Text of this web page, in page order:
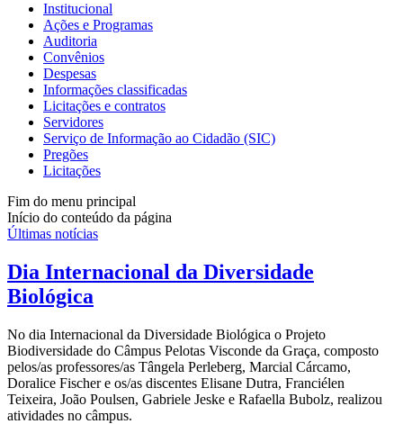
Institucional
Ações e Programas
Auditoria
Convênios
Despesas
Informações classificadas
Licitações e contratos
Servidores
Serviço de Informação ao Cidadão (SIC)
Pregões
Licitações
Fim do menu principal
Início do conteúdo da página
Últimas notícias
Dia Internacional da Diversidade
Biológica
No dia Internacional da Diversidade Biológica o Projeto
Biodiversidade do Câmpus Pelotas Visconde da Graça, composto
pelos/as professores/as Tângela Perleberg, Marcial Cárcamo,
Doralice Fischer e os/as discentes Elisane Dutra, Franciélen
Teixeira, João Poulsen, Gabriele Jeske e Rafaella Bubolz, realizou
atividades no câmpus.